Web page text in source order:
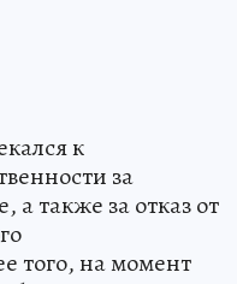
к
за
а также за отказ от
того, на момент